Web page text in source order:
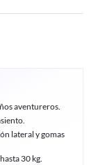
aventureros.
lateral y gomas
30 kg.